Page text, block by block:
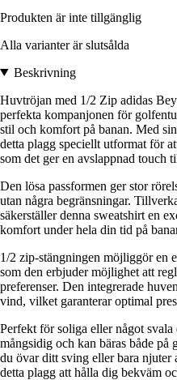
Produkten är inte tillgänglig
Alla varianter är slutsålda
Beskrivning
Huvtröjan med 1/2 Zip adidas
perfekta kompanjonen för
stil och komfort på banan. Med
detta plagg speciellt utformat för
som det ger en avslappnad touch
Den lösa passformen ger stor
utan några begränsningar.
säkerställer denna sweatshirt en
komfort under hela din tid på
1/2 zip-stängningen möjliggör en
som den erbjuder möjlighet att
preferenser. Den integrerade
vind, vilket garanterar optimal
Perfekt för soliga eller något svala
mångsidig och kan bäras både på
du övar ditt sving eller bara njuter
detta plagg att hålla dig bekväm